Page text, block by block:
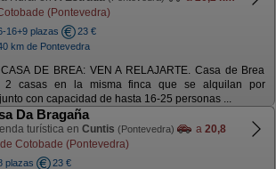
(Pontevedra)
16+9 plazas
23 €
km de Pontevedra
CASA DE BREA: VEN A RELAJARTE. Casa de Brea
2 casas en la misma finca que se alquilan por
con capacidad de hasta 16-25 personas ...
Da Bragaña
turística en Cuntis (Pontevedra) a 20,8
de Cotobade (Pontevedra)
plazas
23 €